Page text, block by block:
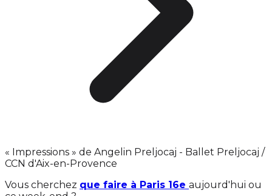
« Impressions » de Angelin Preljocaj - Ballet Preljocaj /
CCN d'Aix-en-Provence
Vous cherchez que faire à Paris 16e aujourd'hui ou